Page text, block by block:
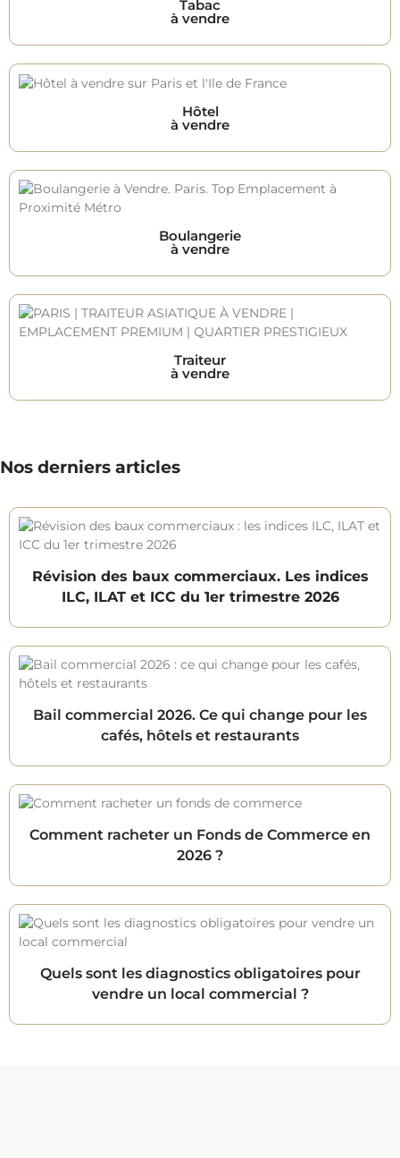
Tabac
à vendre
Hôtel
à vendre
Boulangerie
à vendre
Traiteur
à vendre
Nos derniers articles
Révision des baux commerciaux. Les indices
ILC, ILAT et ICC du 1er trimestre 2026
Bail commercial 2026. Ce qui change pour les
cafés, hôtels et restaurants
Comment racheter un Fonds de Commerce en
2026 ?
Quels sont les diagnostics obligatoires pour
vendre un local commercial ?